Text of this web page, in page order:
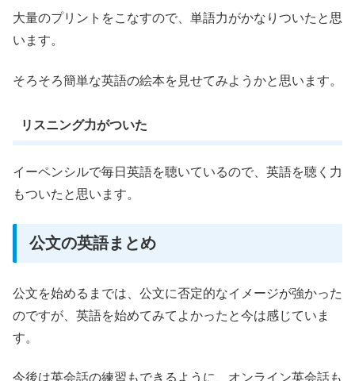
大量のプリントをこなすので、単語力がかなりついたと思
います。
そろそろ簡単な英語の絵本を見せてみようかと思います。
リスニング力がついた
イーペンシルで毎日英語を聴いているので、英語を聴く力
もついたと思います。
公文の英語まとめ
公文を始めるまでは、公文に否定的なイメージが強かった
のですが、英語を始めてみてよかったと今は感じていま
す。
今後は英会話の練習もできるように、オンライン英会話も